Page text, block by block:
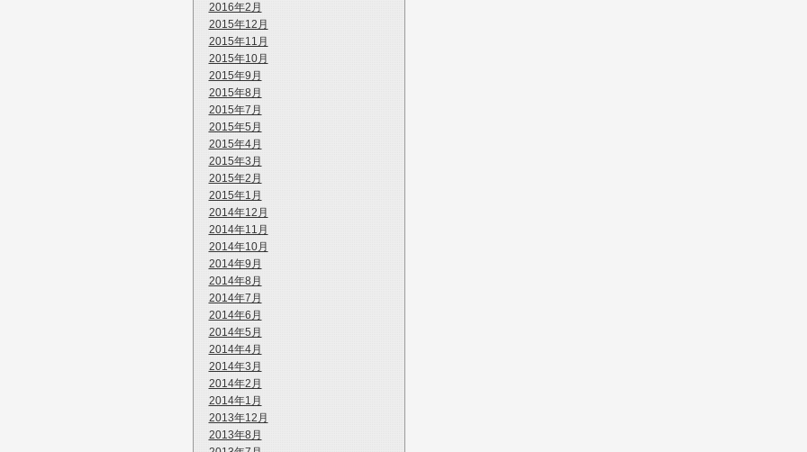
2016年2月
2015年12月
2015年11月
2015年10月
2015年9月
2015年8月
2015年7月
2015年5月
2015年4月
2015年3月
2015年2月
2015年1月
2014年12月
2014年11月
2014年10月
2014年9月
2014年8月
2014年7月
2014年6月
2014年5月
2014年4月
2014年3月
2014年2月
2014年1月
2013年12月
2013年8月